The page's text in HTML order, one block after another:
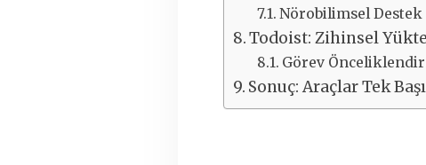
Nörobilimsel Destek
Todoist: Zihinsel
Görev
Sonuç: Araçlar Tek